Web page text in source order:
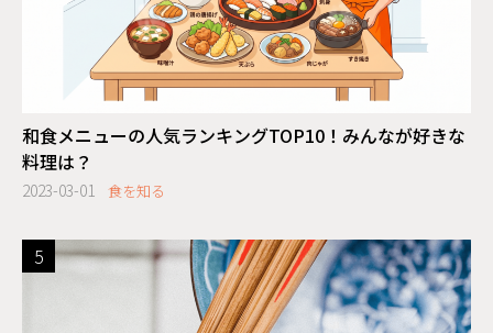
和食メニューの人気ランキングTOP10！みんなが好きな
料理は？
2023-03-01 食を知る